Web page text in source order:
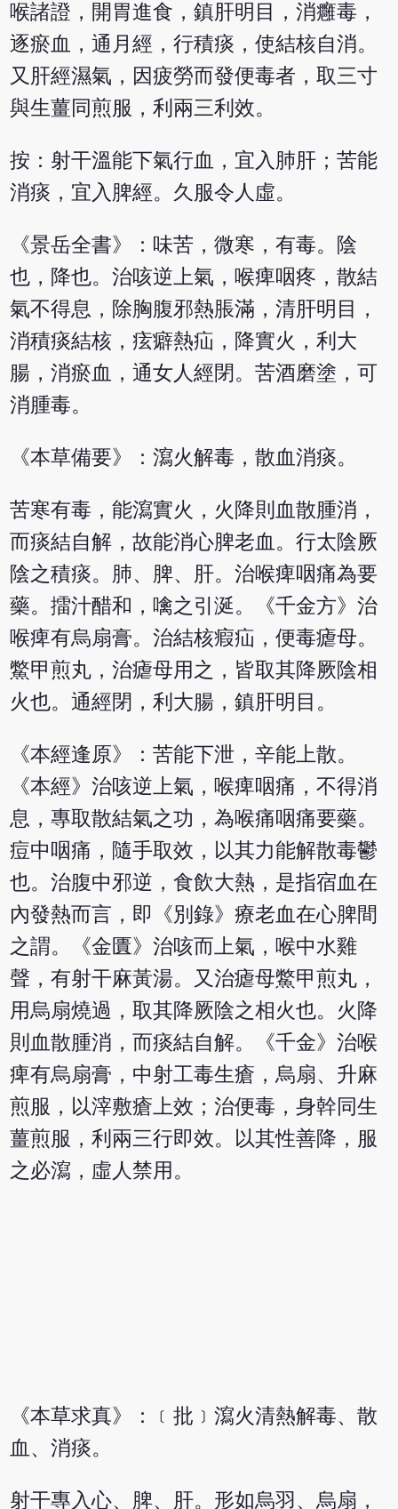
喉諸證，開胃進食，鎮肝明目，消癰毒，
逐瘀血，通月經，行積痰，使結核自消。
又肝經濕氣，因疲勞而發便毒者，取三寸
與生薑同煎服，利兩三利效。
按：射干溫能下氣行血，宜入肺肝；苦能
消痰，宜入脾經。久服令人虛。
《景岳全書》：味苦，微寒，有毒。陰
也，降也。治咳逆上氣，喉痺咽疼，散結
氣不得息，除胸腹邪熱脹滿，清肝明目，
消積痰結核，痃癖熱疝，降實火，利大
腸，消瘀血，通女人經閉。苦酒磨塗，可
消腫毒。
《本草備要》：瀉火解毒，散血消痰。
苦寒有毒，能瀉實火，火降則血散腫消，
而痰結自解，故能消心脾老血。行太陰厥
陰之積痰。肺、脾、肝。治喉痺咽痛為要
藥。擂汁醋和，噙之引涎。《千金方》治
喉痺有烏扇膏。治結核瘕疝，便毒瘧母。
鱉甲煎丸，治瘧母用之，皆取其降厥陰相
火也。通經閉，利大腸，鎮肝明目。
《本經逢原》：苦能下泄，辛能上散。
《本經》治咳逆上氣，喉痺咽痛，不得消
息，專取散結氣之功，為喉痛咽痛要藥。
痘中咽痛，隨手取效，以其力能解散毒鬱
也。治腹中邪逆，食飲大熱，是指宿血在
內發熱而言，即《別錄》療老血在心脾間
之謂。《金匱》治咳而上氣，喉中水雞
聲，有射干麻黃湯。又治瘧母鱉甲煎丸，
用烏扇燒過，取其降厥陰之相火也。火降
則血散腫消，而痰結自解。《千金》治喉
痺有烏扇膏，中射工毒生瘡，烏扇、升麻
煎服，以滓敷瘡上效；治便毒，身幹同生
薑煎服，利兩三行即效。以其性善降，服
之必瀉，虛人禁用。
《本草求真》：﹝批﹞瀉火清熱解毒、散
血、消痰。
射干專入心、脾、肝。形如烏羽、烏扇，